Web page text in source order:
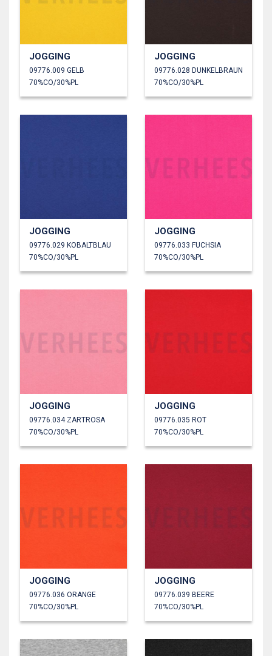
JOGGING
09776.009 GELB
70%CO/30%PL
JOGGING
09776.028 DUNKELBRAUN
70%CO/30%PL
JOGGING
09776.029 KOBALTBLAU
70%CO/30%PL
JOGGING
09776.033 FUCHSIA
70%CO/30%PL
JOGGING
09776.034 ZARTROSA
70%CO/30%PL
JOGGING
09776.035 ROT
70%CO/30%PL
JOGGING
09776.036 ORANGE
70%CO/30%PL
JOGGING
09776.039 BEERE
70%CO/30%PL